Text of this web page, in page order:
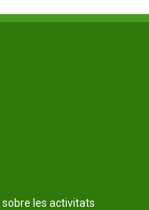
les activitats